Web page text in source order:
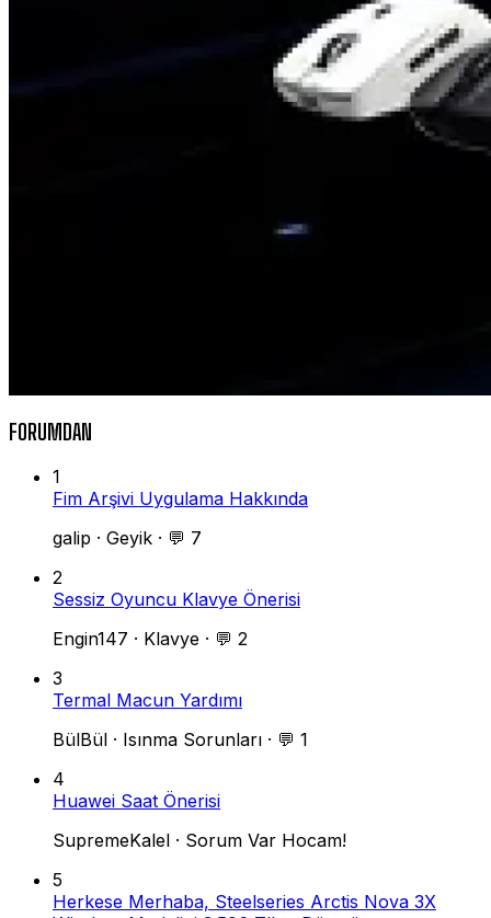
FORUMDAN
1
Fim Arşivi Uygulama Hakkında
galip · Geyik · 💬 7
2
Sessiz Oyuncu Klavye Önerisi
Engin147 · Klavye · 💬 2
3
Termal Macun Yardımı
BülBül · Isınma Sorunları · 💬 1
4
Huawei Saat Önerisi
SupremeKalel · Sorum Var Hocam!
5
Herkese Merhaba, Steelseries Arctis Nova 3X